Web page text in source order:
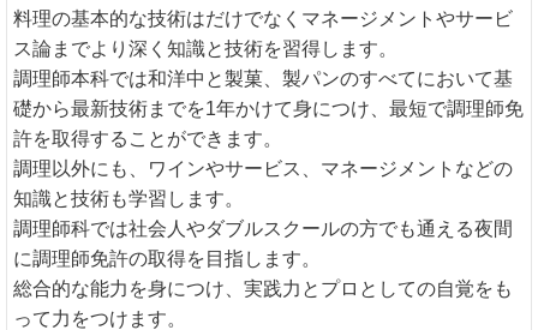
料理の基本的な技術はだけでなくマネージメントやサービ
ス論までより深く知識と技術を習得します。
調理師本科では和洋中と製菓、製パンのすべてにおいて基
礎から最新技術までを1年かけて身につけ、最短で調理師免
許を取得することができます。
調理以外にも、ワインやサービス、マネージメントなどの
知識と技術も学習します。
調理師科では社会人やダブルスクールの方でも通える夜間
に調理師免許の取得を目指します。
総合的な能力を身につけ、実践力とプロとしての自覚をも
って力をつけます。